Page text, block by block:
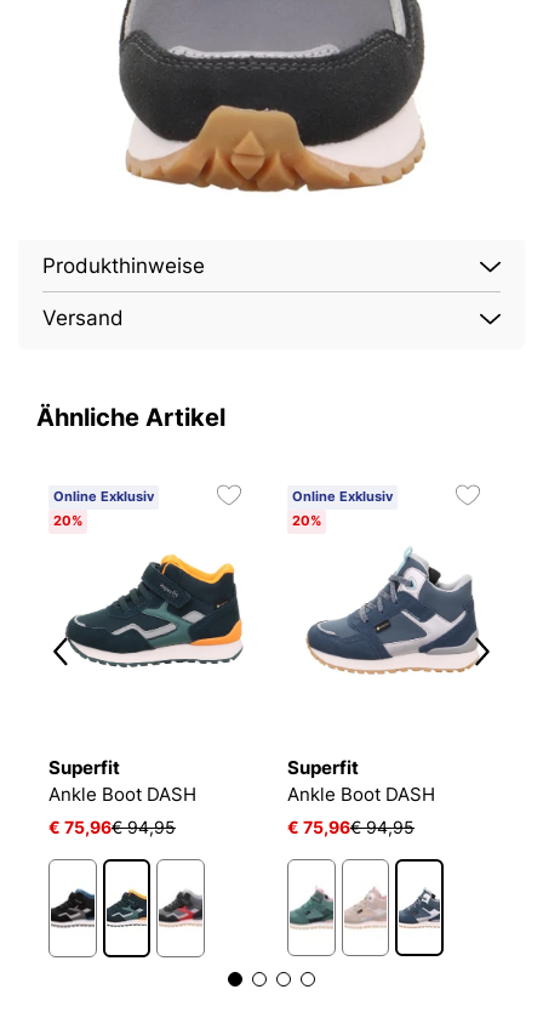
Produkthinweise
Versand
Ähnliche Artikel
Online Exklusiv
20%
Superfit
Ankle Boot DASH
€ 75,96€ 94,95
Online Exklusiv
20%
Superfit
Ankle Boot DASH
€ 75,96€ 94,95